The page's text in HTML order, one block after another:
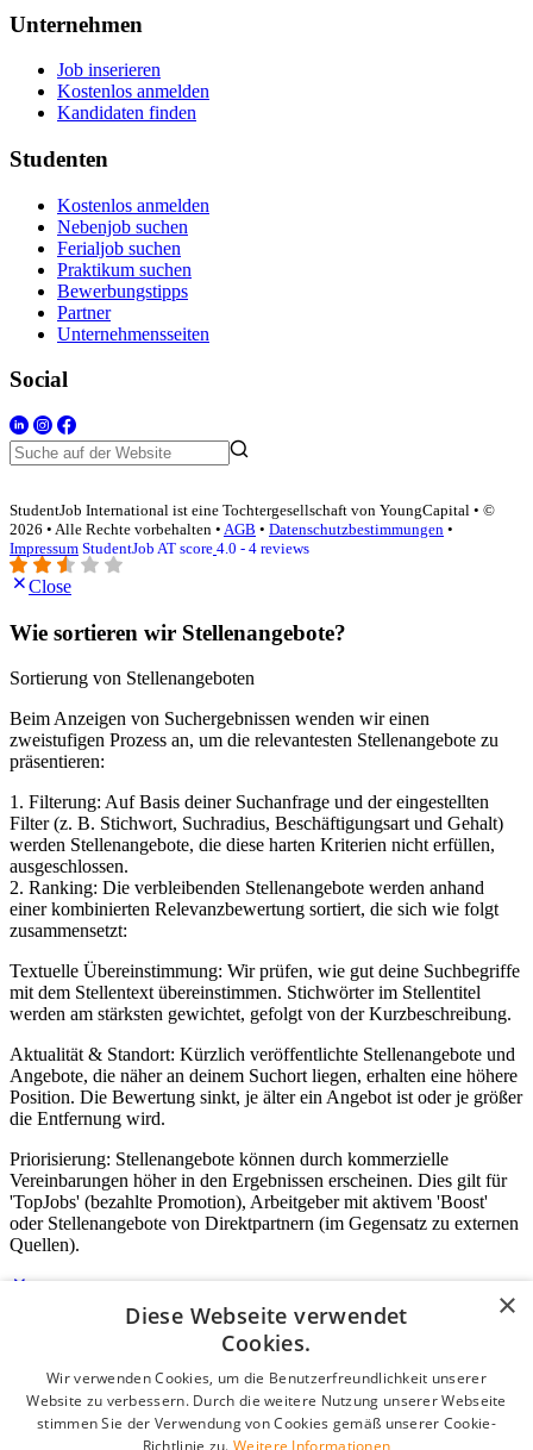
Unternehmen
Job inserieren
Kostenlos anmelden
Kandidaten finden
Studenten
Kostenlos anmelden
Nebenjob suchen
Ferialjob suchen
Praktikum suchen
Bewerbungstipps
Partner
Unternehmensseiten
Social
StudentJob International ist eine Tochtergesellschaft von YoungCapital • ©
2026 • Alle Rechte vorbehalten • AGB • Datenschutzbestimmungen •
Impressum StudentJob AT score 4.0 - 4 reviews
Close
Wie sortieren wir Stellenangebote?
Sortierung von Stellenangeboten
Beim Anzeigen von Suchergebnissen wenden wir einen
zweistufigen Prozess an, um die relevantesten Stellenangebote zu
präsentieren:
1. Filterung: Auf Basis deiner Suchanfrage und der eingestellten
Filter (z. B. Stichwort, Suchradius, Beschäftigungsart und Gehalt)
werden Stellenangebote, die diese harten Kriterien nicht erfüllen,
ausgeschlossen.
2. Ranking: Die verbleibenden Stellenangebote werden anhand
einer kombinierten Relevanzbewertung sortiert, die sich wie folgt
zusammensetzt:
Textuelle Übereinstimmung: Wir prüfen, wie gut deine Suchbegriffe
mit dem Stellentext übereinstimmen. Stichwörter im Stellentitel
werden am stärksten gewichtet, gefolgt von der Kurzbeschreibung.
Aktualität & Standort: Kürzlich veröffentlichte Stellenangebote und
Angebote, die näher an deinem Suchort liegen, erhalten eine höhere
Position. Die Bewertung sinkt, je älter ein Angebot ist oder je größer
die Entfernung wird.
Priorisierung: Stellenangebote können durch kommerzielle
Vereinbarungen höher in den Ergebnissen erscheinen. Dies gilt für
'TopJobs' (bezahlte Promotion), Arbeitgeber mit aktivem 'Boost'
oder Stellenangebote von Direktpartnern (im Gegensatz zu externen
Quellen).
Login für Unternehmen
E-Mail*
Passwort
×
Diese Webseite verwendet
Cookies.
Wir verwenden Cookies, um die Benutzerfreundlichkeit unserer
Website zu verbessern. Durch die weitere Nutzung unserer Webseite
stimmen Sie der Verwendung von Cookies gemäß unserer Cookie-
Richtlinie zu. Weitere Informationen